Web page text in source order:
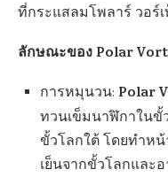
ที่กระแสลมโพลาร์ วอร์
ลักษณะของ Polar
การหมุนวน: Polar
ทวนเข็มนาฬิกาในขั้
ขั้วโลกใต้ โดยทำห
เย็นจากขั้วโลกและ